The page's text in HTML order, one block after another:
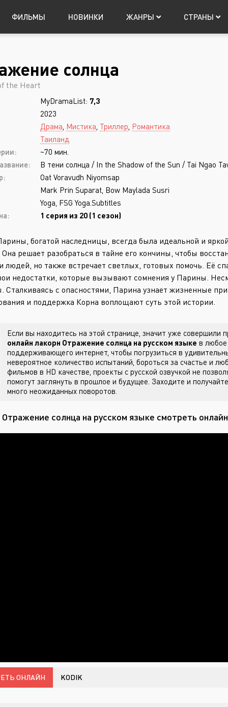
ФИЛЬМЫ НОВИНКИ ЖАНРЫ
Мистика
Приключения
Триллер
Ужасы
Боевые
СТРАНЫ
Япония Китай
Запомнить
солнца
the Heart
MyDramaList: 7,3
2023
Драма Мистика Триллер Романтика
Таиланд
~70 мин.
В тени солнца / In the Shadow of the Sun / Tai Ngao
Oat Voravudh Niyomsap
Mark Prin Suparat, Bow Maylada Susri
Yoga, FSG Yoga.Subtitles
1 серия из 20 (1 сезон)
богатой наследницы, всегда была идеальной и
Она решает разобраться в тайне его кончины, чтобы
людей, но также встречает светлых, готовых помочь. Её
недостатки, которые вызывают сомнения у Парины.
Сталкиваясь с опасностями, Парина узнает жизненные
и поддержка Корна воплощают суть этой истории.
Если вы находитесь на этой странице, значит уже
онлайн лакорн Отражение солнца на русском языке в любое
поддерживающего интернет, чтобы погрузиться в
невероятное количество испытаний, бороться за счастье и
фильмов в HD качестве, проекты с русской озвучкой не
помогут заглянуть в прошлое и будущее. Заходите и
много неожиданных поворотов.
солнца на русском языке смотреть
ОНЛАЙН KODIK